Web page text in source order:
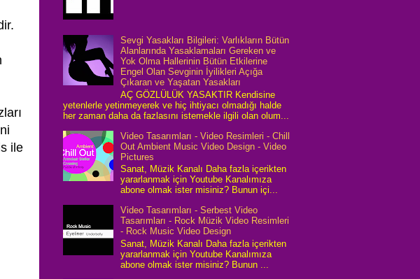
ile
Sevgi Yasakları Bilgileri: Varlıkların Bütün
Alanlarında Yasaklamaları Gereken ve
Yok Olma Hallerinin Bütün Etkilerine
Engel Olan Sevginin İyilikleri Açığa
Çıkaran ve Yaşatan Yasakları
AÇ GÖZLÜLÜK YASAKTIR Kendisine
yetenlerle yetinmeyerek ve hiç ihtiyacı olmadığı halde
her zaman daha da fazlasını istemekle ilgili olan olum...
Video Tasarımları - Video Resimleri - Chill
Out Ambient Music Video Design - Video
Pictures
Sanat, Müzik Kanalı Daha fazla içerikten
yararlanmak için Youtube Kanalımıza
abone olmak ister misiniz? Bunun içi...
Video Tasarımları - Serbest Video
Tasarımları - Rock Müzik Video Resimleri
- Rock Music Video Design
Sanat, Müzik Kanalı Daha fazla içerikten
yararlanmak için Youtube Kanalımıza
abone olmak ister misiniz? Bunun ...